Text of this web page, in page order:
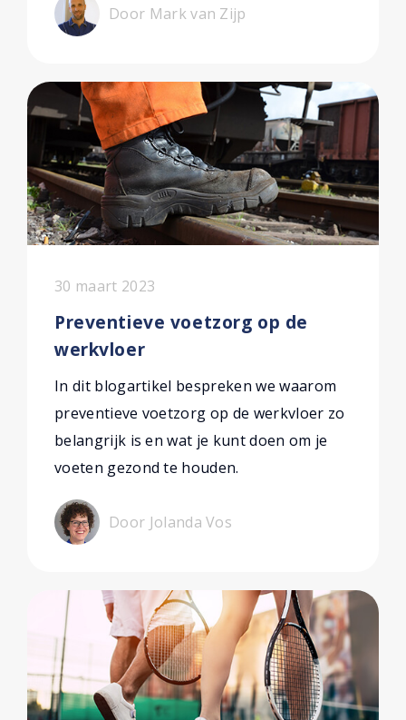
Door Mark van Zijp
30 maart 2023
Preventieve voetzorg op de
werkvloer
In dit blogartikel bespreken we waarom
preventieve voetzorg op de werkvloer zo
belangrijk is en wat je kunt doen om je
voeten gezond te houden.
Door Jolanda Vos